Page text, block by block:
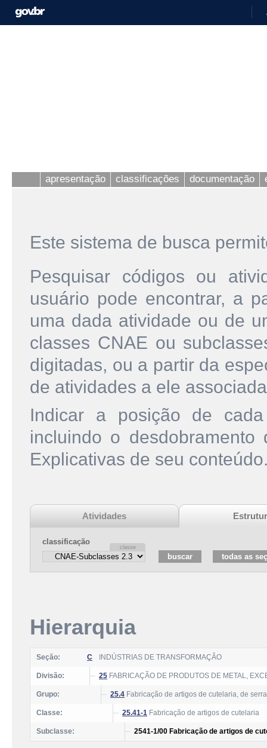
apresentação classificações documentação
Este sistema de busca
Pesquisar códigos ou
usuário pode encontrar, a
uma dada atividade ou de
classes CNAE ou
digitadas, ou a partir da
de atividades a ele
Indicar a posição de
incluindo o
Explicativas de seu
Atividades
classificação
Hierarquia
Seção: C INDÚSTRIAS DE TRANSFORMAÇÃO
Divisão: 25 FABRICAÇÃO DE PRODUTOS DE METAL,
Grupo: 25.4 Fabricação de artigos de cutelaria, de
Classe: 25.41-1 Fabricação de artigos de cutelaria
Subclasse: 2541-1/00 Fabricação de artigos de